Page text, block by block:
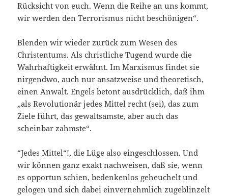
Rücksicht von euch. Wenn die Reihe an uns kommt,
wir werden den Terrorismus nicht beschönigen“.
Blenden wir wieder zurück zum Wesen des
Christentums. Als christliche Tugend wurde die
Wahrhaftigkeit erwähnt. Im Marxismus findet sie
nirgendwo, auch nur ansatzweise und theoretisch,
einen Anwalt. Engels betont ausdrücklich, daß ihm
„als Revolutionär jedes Mittel recht (sei), das zum
Ziele führt, das gewaltsamste, aber auch das
scheinbar zahmste“.
“Jedes Mittel“!, die Lüge also eingeschlossen. Und
wir können ganz exakt nachweisen, daß sie, wenn
es opportun schien, bedenkenlos geheuchelt und
gelogen und sich dabei einvernehmlich zugeblinzelt